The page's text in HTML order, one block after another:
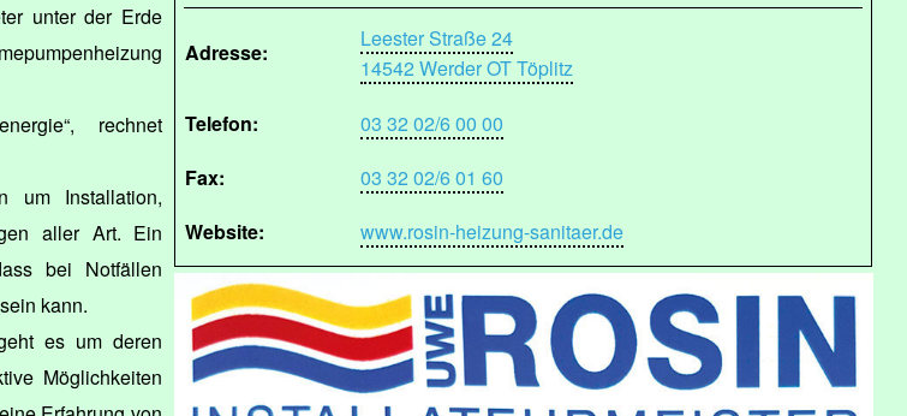
Adresse:
Leester Straße 24
14542 Werder OT Töplitz
Telefon:
03 32 02/6 00 00
Fax:
03 32 02/6 01 60
Website:
www.rosin-heizung-sanitaer.de
unter der Erde
rechnet
um Installation,
aller Art. Ein
bei Notfällen
kann.
es um deren
Möglichkeiten